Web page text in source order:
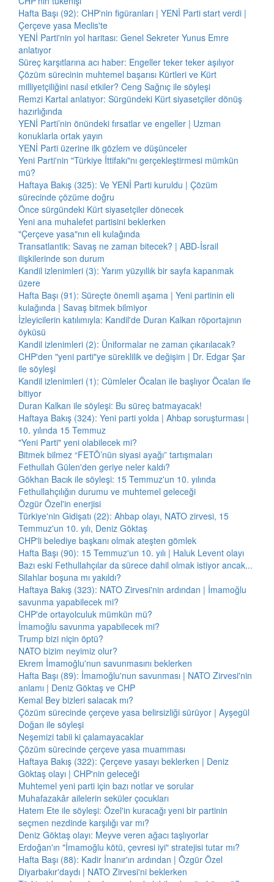
Hafta Başı (92): CHP'nin figüranları | YENİ Parti start verdi |
Çerçeve yasa Meclis'te
YENİ Parti'nin yol haritası: Genel Sekreter Yunus Emre
anlatıyor
Süreç karşıtlarına acı haber: Engeller teker teker aşılıyor
Çözüm sürecinin muhtemel başarısı Kürtleri ve Kürt
milliyetçiliğini nasıl etkiler? Ceng Sağnıç ile söyleşi
Remzi Kartal anlatıyor: Sürgündeki Kürt siyasetçiler dönüş
hazırlığında
YENİ Parti’nin önündeki fırsatlar ve engeller | Uzman
konuklarla ortak yayın
YENİ Parti üzerine ilk gözlem ve düşünceler
Yeni Parti'nin "Türkiye İttifakı"nı gerçekleştirmesi mümkün
mü?
Haftaya Bakış (325): Ve YENİ Parti kuruldu | Çözüm
sürecinde çözüme doğru
Önce sürgündeki Kürt siyasetçiler dönecek
Yeni ana muhalefet partisini beklerken
"Çerçeve yasa"nın eli kulağında
Transatlantik: Savaş ne zaman bitecek? | ABD-İsrail
ilişkilerinde son durum
Kandil izlenimleri (3): Yarım yüzyıllık bir sayfa kapanmak
üzere
Hafta Başı (91): Süreçte önemli aşama | Yeni partinin eli
kulağında | Savaş bitmek bilmiyor
İzleyicilerin katılımıyla: Kandil'de Duran Kalkan röportajının
öyküsü
Kandil izlenimleri (2): Üniformalar ne zaman çıkarılacak?
CHP'den "yeni parti"ye süreklilik ve değişim | Dr. Edgar Şar
ile söyleşi
Kandil izlenimleri (1): Cümleler Öcalan ile başlıyor Öcalan ile
bitiyor
Duran Kalkan ile söyleşi: Bu süreç batmayacak!
Haftaya Bakış (324): Yeni parti yolda | Ahbap soruşturması |
10. yılında 15 Temmuz
"Yeni Parti" yeni olabilecek mi?
Bitmek bilmez “FETÖ’nün siyasi ayağı” tartışmaları
Fethullah Gülen'den geriye neler kaldı?
Gökhan Bacık ile söyleşi: 15 Temmuz'un 10. yılında
Fethullahçılığın durumu ve muhtemel geleceği
Özgür Özel'in enerjisi
Türkiye'nin Gidişatı (22): Ahbap olayı, NATO zirvesi, 15
Temmuz'un 10. yılı, Deniz Göktaş
CHP'li belediye başkanı olmak ateşten gömlek
Hafta Başı (90): 15 Temmuz'un 10. yılı | Haluk Levent olayı
Bazı eski Fethullahçılar da sürece dahil olmak istiyor ancak...
Silahlar boşuna mı yakıldı?
Haftaya Bakış (323): NATO Zirvesi'nin ardından | İmamoğlu
savunma yapabilecek mi?
CHP'de ortayolculuk mümkün mü?
İmamoğlu savunma yapabilecek mi?
Trump bizi niçin öptü?
NATO bizim neyimiz olur?
Ekrem İmamoğlu'nun savunmasını beklerken
Hafta Başı (89): İmamoğlu'nun savunması | NATO Zirvesi'nin
anlamı | Deniz Göktaş ve CHP
Kemal Bey bizleri salacak mı?
Çözüm sürecinde çerçeve yasa belirsizliği sürüyor | Ayşegül
Doğan ile söyleşi
Neşemizi tabii ki çalamayacaklar
Çözüm sürecinde çerçeve yasa muamması
Haftaya Bakış (322): Çerçeve yasayı beklerken | Deniz
Göktaş olayı | CHP'nin geleceği
Muhtemel yeni parti için bazı notlar ve sorular
Muhafazakâr ailelerin seküler çocukları
Hatem Ete ile söyleşi: Özel'in kuracağı yeni bir partinin
seçmen nezdinde karşılığı var mı?
Deniz Göktaş olayı: Meyve veren ağacı taşlıyorlar
Erdoğan'ın "İmamoğlu kötü, çevresi iyi" stratejisi tutar mı?
Hafta Başı (88): Kadir İnanır'ın ardından | Özgür Özel
Diyarbakır'daydı | NATO Zirvesi'ni beklerken